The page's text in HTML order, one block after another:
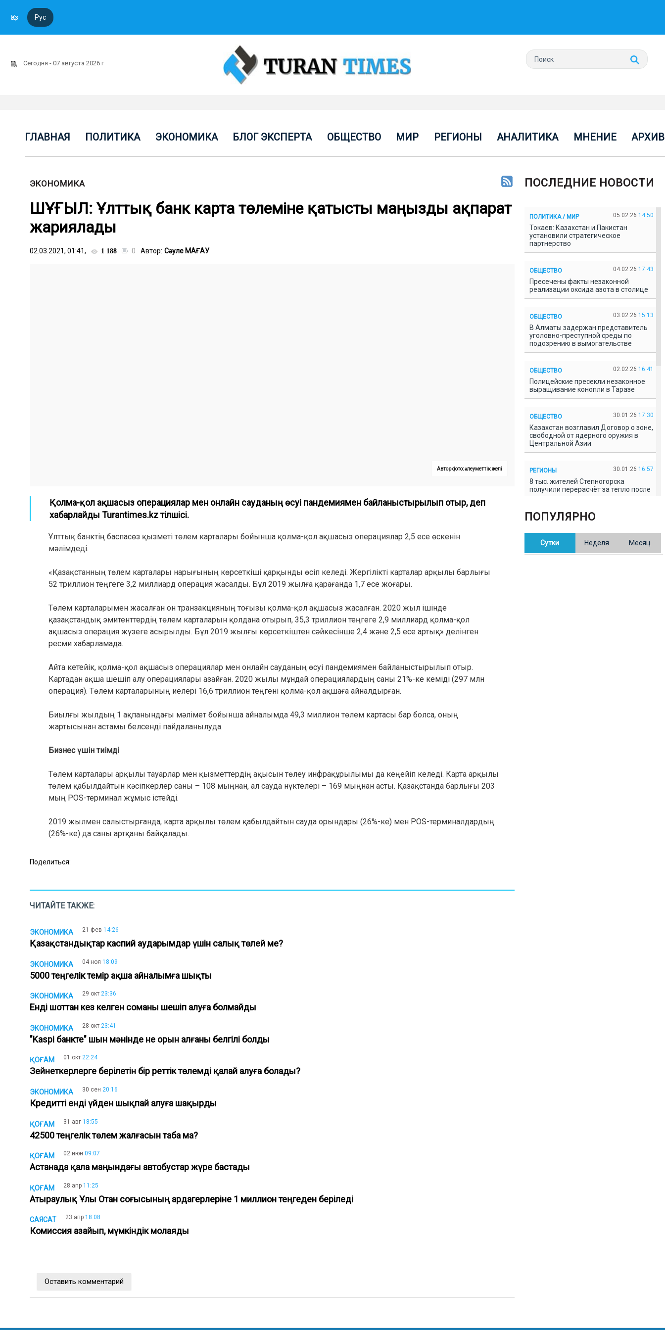
Қаз Рус
Сегодня - 07 августа 2026 г
ГЛАВНАЯ ПОЛИТИКА ЭКОНОМИКА БЛОГ ЭКСПЕРТА ОБЩЕСТВО МИР РЕГИОНЫ АНАЛИТИКА МНЕНИЕ АРХИВ
ЭКОНОМИКА
ШҰҒЫЛ: Ұлттық банк карта төлеміне қатысты маңызды ақпарат
жариялады
02.03.2021, 01:41, 1 188 0 Автор: Сәуле МАҒАУ
Автор фото: әлеуметтік желі
Қолма-қол ақшасыз операциялар мен онлайн сауданың өсуі пандемиямен байланыстырылып отыр, деп
хабарлайды Turantimes.kz тілшісі.
Ұлттық банктің баспасөз қызметі төлем карталары бойынша қолма-қол ақшасыз операциялар 2,5 есе өскенін
мәлімдеді.
«Қазақстанның төлем карталары нарығының көрсеткіші қарқынды өсіп келеді. Жергілікті карталар арқылы барлығы
52 триллион теңгеге 3,2 миллиард операция жасалды. Бұл 2019 жылға қарағанда 1,7 есе жоғары.
Төлем карталарымен жасалған он транзакцияның тоғызы қолма-қол ақшасыз жасалған. 2020 жыл ішінде
қазақстандық эмитенттердің төлем карталарын қолдана отырып, 35,3 триллион теңгеге 2,9 миллиард қолма-қол
ақшасыз операция жүзеге асырылды. Бұл 2019 жылғы көрсеткіштен сәйкесінше 2,4 және 2,5 есе артық» делінген
ресми хабарламада.
Айта кетейік, қолма-қол ақшасыз операциялар мен онлайн сауданың өсуі пандемиямен байланыстырылып отыр.
Картадан ақша шешіп алу операциялары азайған. 2020 жылы мұндай операциялардың саны 21%-ке кеміді (297 млн
операция). Төлем карталарының иелері 16,6 триллион теңгені қолма-қол ақшаға айналдырған.
Биылғы жылдың 1 ақпанындағы мәлімет бойынша айналымда 49,3 миллион төлем картасы бар болса, оның
жартысынан астамы белсенді пайдаланылуда.
Бизнес үшін тиімді
Төлем карталары арқылы тауарлар мен қызметтердің ақысын төлеу инфрақұрылымы да кеңейіп келеді. Карта арқылы
төлем қабылдайтын кәсіпкерлер саны – 108 мыңнан, ал сауда нүктелері – 169 мыңнан асты. Қазақстанда барлығы 203
мың POS-терминал жұмыс істейді.
2019 жылмен салыстырғанда, карта арқылы төлем қабылдайтын сауда орындары (26%-ке) мен POS-терминалдардың
(26%-ке) да саны артқаны байқалады.
Поделиться:
ЧИТАЙТЕ ТАКЖЕ:
ЭКОНОМИКА 21 фев 14:26
Қазақстандықтар каспий аударымдар үшін салық төлей ме?
ЭКОНОМИКА 04 ноя 18:09
5000 теңгелік темір ақша айналымға шықты
ЭКОНОМИКА 29 окт 23:36
Енді шоттан кез келген соманы шешіп алуға болмайды
ЭКОНОМИКА 28 окт 23:41
"Kaspi банкте" шын мәнінде не орын алғаны белгілі болды
ҚОҒАМ 01 окт 22:24
Зейнеткерлерге берілетін бір реттік төлемді қалай алуға болады?
ЭКОНОМИКА 30 сен 20:16
Кредитті енді үйден шықпай алуға шақырды
ҚОҒАМ 31 авг 18:55
42500 теңгелік төлем жалғасын таба ма?
ҚОҒАМ 02 июн 09:07
Астанада қала маңындағы автобустар жүре бастады
ҚОҒАМ 28 апр 11:25
Атыраулық Ұлы Отан соғысының ардагерлеріне 1 миллион теңгеден беріледі
САЯСАТ 23 апр 18:08
Комиссия азайып, мүмкіндік молаяды
Оставить комментарий
ПОСЛЕДНИЕ НОВОСТИ
ПОЛИТИКА / МИР 05.02.26 14:50
Токаев: Казахстан и Пакистан
установили стратегическое
партнерство
ОБЩЕСТВО 04.02.26 17:43
Пресечены факты незаконной
реализации оксида азота в столице
ОБЩЕСТВО 03.02.26 15:13
В Алматы задержан представитель
уголовно-преступной среды по
подозрению в вымогательстве
ОБЩЕСТВО 02.02.26 16:41
Полицейские пресекли незаконное
выращивание конопли в Таразе
ОБЩЕСТВО 30.01.26 17:30
Казахстан возглавил Договор о зоне,
свободной от ядерного оружия в
Центральной Азии
РЕГИОНЫ 30.01.26 16:57
8 тыс. жителей Степногорска
получили перерасчёт за тепло после
В Казахстане готовят новую
редакцию Конституции: меняется
ПОПУЛЯРНО
Сутки Неделя Месяц